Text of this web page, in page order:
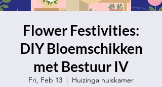
Flower Festivities:
DIY Bloemschikken
met Bestuur IV
Fri, Feb 13
  |
Huizinga huiskamer